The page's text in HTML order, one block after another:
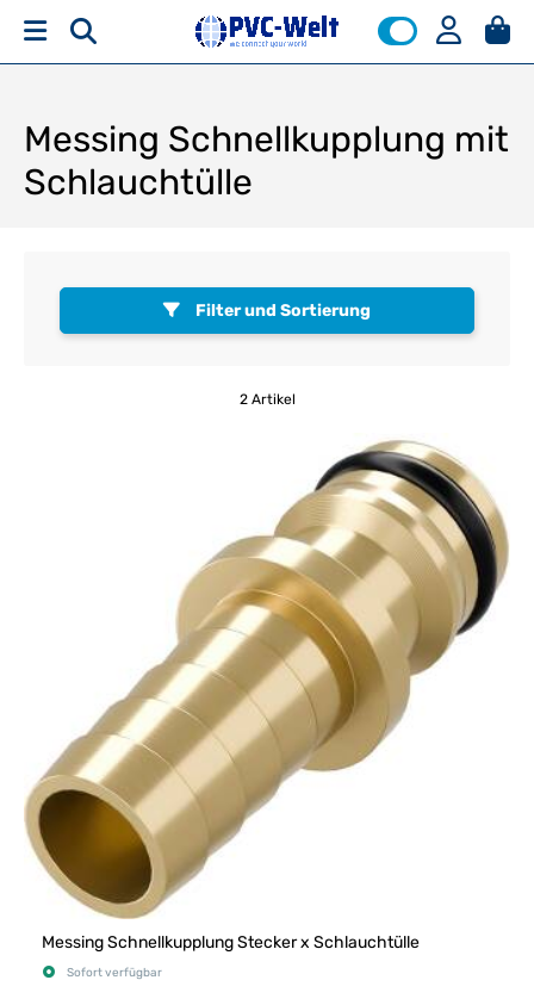
Messing Schnellkupplung mit
Schlauchtülle
Filter und Sortierung
2 Artikel
Messing Schnellkupplung Stecker x Schlauchtülle
Sofort verfügbar